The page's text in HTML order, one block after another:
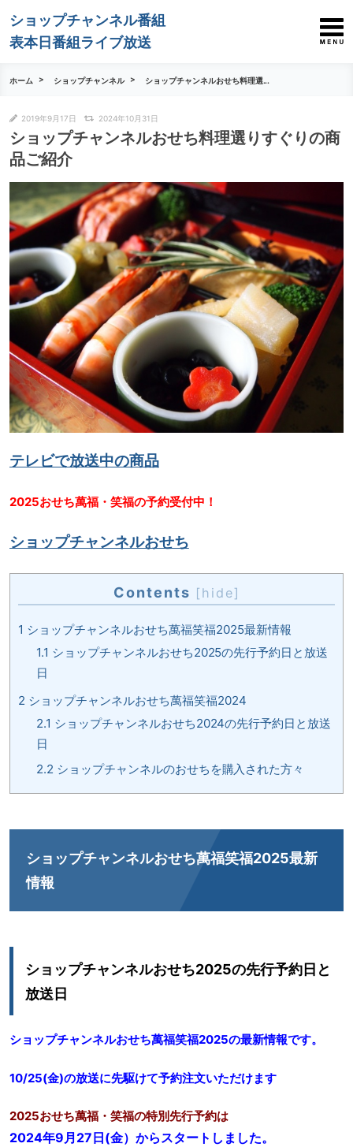
ショップチャンネル番組
表本日番組ライブ放送
ホーム ショップチャンネル ショップチャンネルおせち料理選...
2019年9月17日 2024年10月31日
ショップチャンネルおせち料理選りすぐりの商
品ご紹介
テレビで放送中の商品
2025おせち萬福・笑福の予約受付中！
ショップチャンネルおせち
Contents [ hide]
1 ショップチャンネルおせち萬福笑福2025最新情報
1.1 ショップチャンネルおせち2025の先行予約日と放送
日
2 ショップチャンネルおせち萬福笑福2024
2.1 ショップチャンネルおせち2024の先行予約日と放送
日
2.2 ショップチャンネルのおせちを購入された方々
ショップチャンネルおせち萬福笑福2025最新
情報
ショップチャンネルおせち2025の先行予約日と
放送日
ショップチャンネルおせち萬福笑福2025の最新情報です。
10/25(金)の放送に先駆けて予約注文いただけます
2025おせち萬福・笑福の特別先行予約は
2024年9月27日(金）からスタートしました。